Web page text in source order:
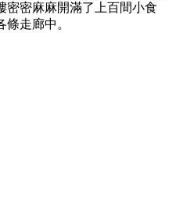
密密麻麻開滿了上百間小食
走廊中。